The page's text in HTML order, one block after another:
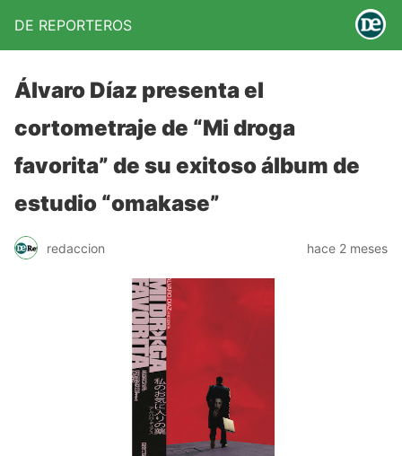
DE REPORTEROS
Álvaro Díaz presenta el
cortometraje de “Mi droga
favorita” de su exitoso álbum de
estudio “omakase”
redaccion hace 2 meses